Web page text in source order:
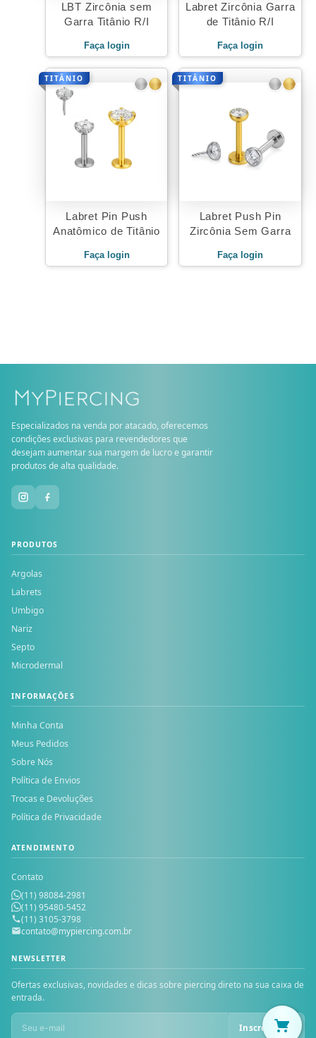
LBT Zircônia sem
Garra Titânio R/I
Faça login
Labret Zircônia Garra
de Titânio R/I
Faça login
TITÂNIO
Labret Pin Push
Anatômico de Titânio
Faça login
TITÂNIO
Labret Push Pin
Zircônia Sem Garra
Faça login
Especializados na venda por atacado, oferecemos
condições exclusivas para revendedores que
desejam aumentar sua margem de lucro e garantir
produtos de alta qualidade.
PRODUTOS
Argolas
Labrets
Umbigo
Nariz
Septo
Microdermal
INFORMAÇÕES
Minha Conta
Meus Pedidos
Sobre Nós
Política de Envios
Trocas e Devoluções
Política de Privacidade
ATENDIMENTO
Contato
(11) 98084-2981
(11) 95480-5452
(11) 3105-3798
contato@mypiercing.com.br
NEWSLETTER
Ofertas exclusivas, novidades e dicas sobre piercing direto na sua caixa de
entrada.
Inscrever-se